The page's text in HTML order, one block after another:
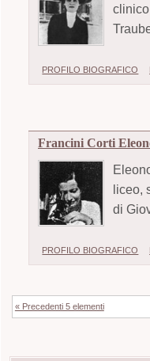
PROFILO BIOGRAFICO
Francini Corti
liceo,
di
PROFILO BIOGRAFICO
« Precedenti 5 elementi